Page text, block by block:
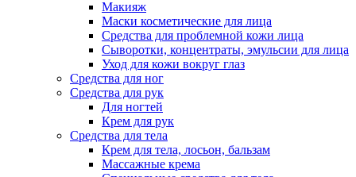
Макияж
Маски косметические для лица
Средства для проблемной кожи лица
Сыворотки, концентраты, эмульсии для лица
Уход для кожи вокруг глаз
Средства для ног
Средства для рук
Для ногтей
Крем для рук
Средства для тела
Крем для тела, лосьон, бальзам
Массажные крема